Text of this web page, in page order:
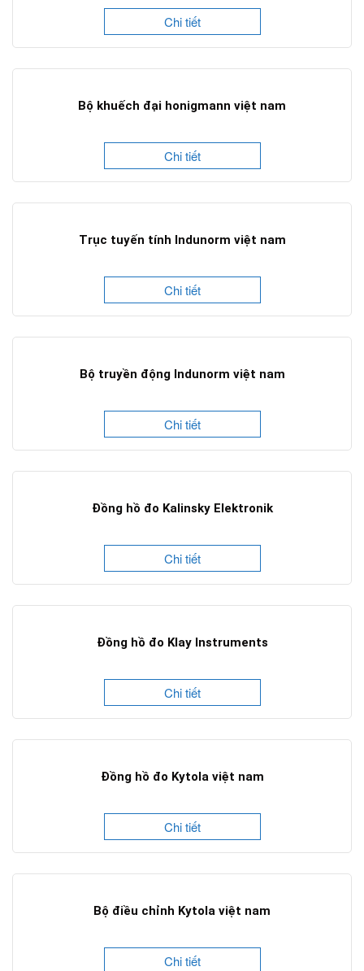
Chi tiết
Bộ khuếch đại honigmann việt nam
Chi tiết
Trục tuyến tính Indunorm việt nam
Chi tiết
Bộ truyền động Indunorm việt nam
Chi tiết
Đồng hồ đo Kalinsky Elektronik
Chi tiết
Đồng hồ đo Klay Instruments
Chi tiết
Đồng hồ đo Kytola việt nam
Chi tiết
Bộ điều chỉnh Kytola việt nam
Chi tiết